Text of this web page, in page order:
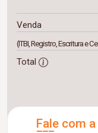
Venda
(ITBI, Registro, Escritura e
Total
Fale com